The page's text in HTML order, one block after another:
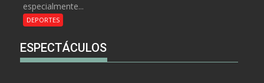
especialmente...
DEPORTES
ESPECTÁCULOS